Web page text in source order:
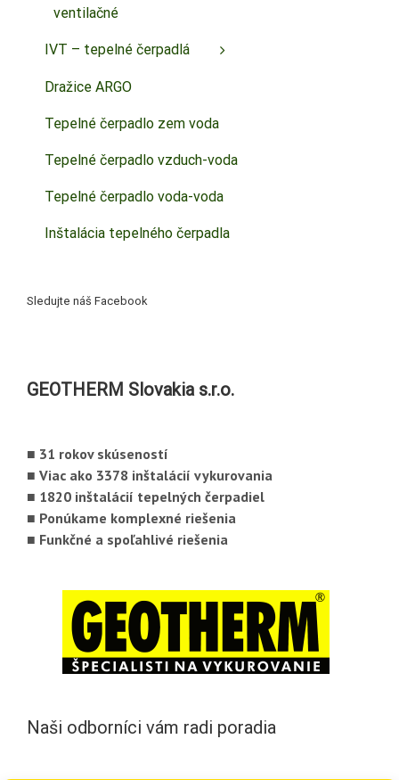
ventilačné
IVT – tepelné čerpadlá
Dražice ARGO
Tepelné čerpadlo zem voda
Tepelné čerpadlo vzduch-voda
Tepelné čerpadlo voda-voda
Inštalácia tepelného čerpadla
Sledujte náš Facebook
GEOTHERM Slovakia s.r.o.
■ 31 rokov skúseností
■ Viac ako 3378 inštalácií vykurovania
■ 1820 inštalácií tepelných čerpadiel
■ Ponúkame komplexné riešenia
■ Funkčné a spoľahlivé riešenia
Naši odborníci vám radi poradia